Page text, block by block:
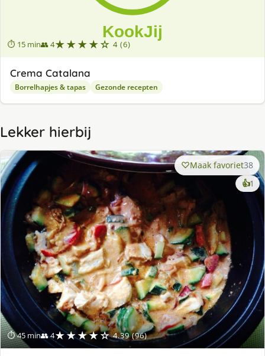
⏱ 15 min👥 4★★★★☆ 4 (6)
Crema Catalana
Borrelhapjes & tapas Gezonde recepten
Lekker hierbij
⏱ 45 min👥 4★★★★☆ 4.39 (96)
Maak favoriet38
👍1